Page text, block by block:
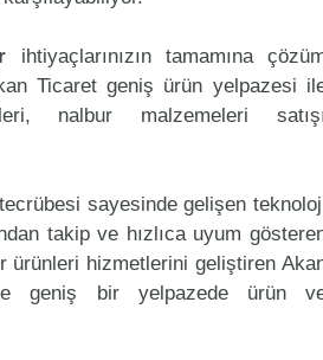
ihtiyaçlarınızın tamamına
Ticaret geniş ürün yelpazesi
nalbur malzemeleri
sayesinde gelişen
takip ve hızlıca uyum
ürünleri hizmetlerini geliştiren
geniş bir yelpazede ürün